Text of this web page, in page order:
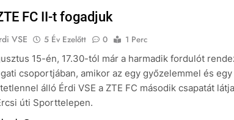
FC II-t fogadjuk
VSE 5 Év Ezelőtt 0
1 Perc
15-én, 17.30-tól már a harmadik fordulót
csoportjában, amikor az egy győzelemmel és egy
álló Érdi VSE a ZTE FC második csapatát
úti Sporttelepen.